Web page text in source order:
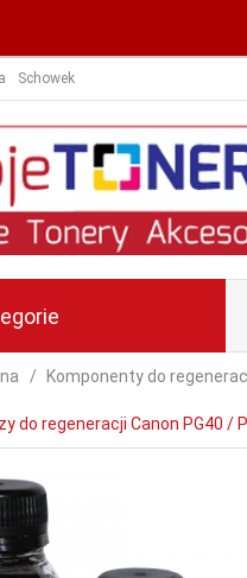
Schowek
Komponenty do
do regeneracji Canon PG40 /